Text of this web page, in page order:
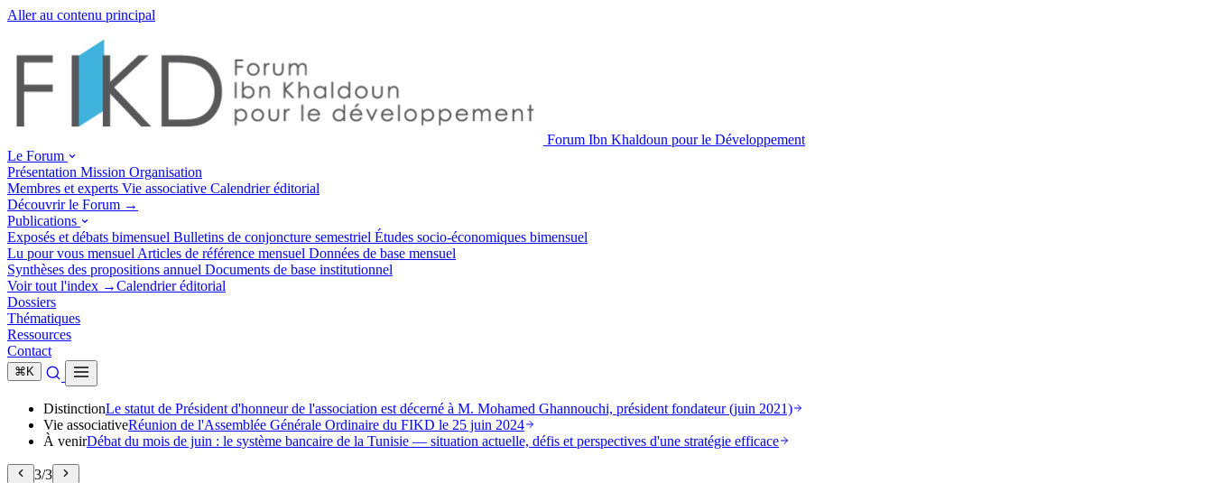
Aller au contenu principal
Forum Ibn Khaldoun pour le Développement
Le Forum
Présentation Mission Organisation
Membres et experts Vie associative Calendrier éditorial
Découvrir le Forum →
Publications
Exposés et débats bimensuel Bulletins de conjoncture semestriel Études socio-économiques bimensuel
Lu pour vous mensuel Articles de référence mensuel Données de base mensuel
Synthèses des propositions annuel Documents de base institutionnel
Voir tout l'index →Calendrier éditorial
Dossiers
Thématiques
Ressources
Contact
⌘ K
DistinctionLe statut de Président d'honneur de l'association est décerné à M. Mohamed Ghannouchi, président fondateur (juin 2021)
Vie associativeRéunion de l'Assemblée Générale Ordinaire du FIKD le 25 juin 2024
À venirDébat du mois de juin : le système bancaire de la Tunisie — situation actuelle, défis et perspectives d'une stratégie efficace
3/3